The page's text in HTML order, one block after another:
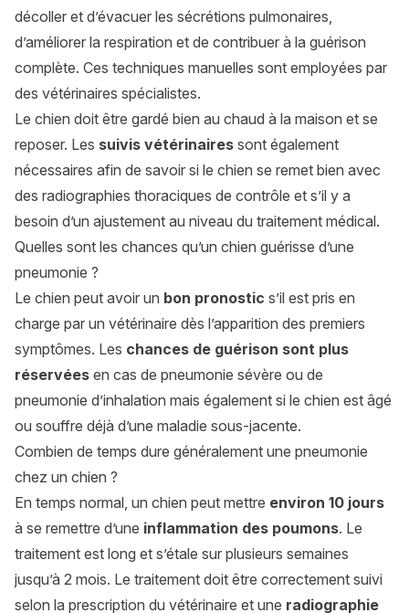
décoller et d’évacuer les sécrétions pulmonaires,
d’améliorer la respiration et de contribuer à la guérison
complète. Ces techniques manuelles sont employées par
des vétérinaires spécialistes.
Le chien doit être gardé bien au chaud à la maison et se
reposer. Les suivis vétérinaires sont également
nécessaires afin de savoir si le chien se remet bien avec
des radiographies thoraciques de contrôle et s’il y a
besoin d’un ajustement au niveau du traitement médical.
Quelles sont les chances qu’un chien guérisse d’une
pneumonie ?
Le chien peut avoir un bon pronostic s’il est pris en
charge par un vétérinaire dès l’apparition des premiers
symptômes. Les chances de guérison sont plus
réservées en cas de pneumonie sévère ou de
pneumonie d’inhalation mais également si le chien est âgé
ou souffre déjà d’une maladie sous-jacente.
Combien de temps dure généralement une pneumonie
chez un chien ?
En temps normal, un chien peut mettre environ 10 jours
à se remettre d’une inflammation des poumons. Le
traitement est long et s’étale sur plusieurs semaines
jusqu’à 2 mois. Le traitement doit être correctement suivi
selon la prescription du vétérinaire et une radiographie